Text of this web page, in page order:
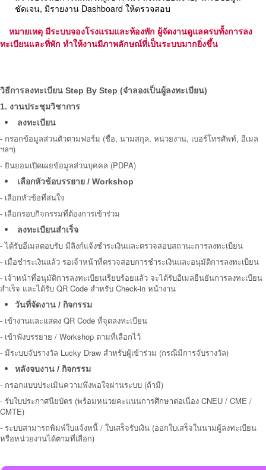
ชัดเจน, มีรายงาน Dashboard ให้ตรวจสอบ
หมายเหตุ มีระบบจองโรงแรมและห้องพัก ผู้จัดงานดูแลครบทั้งการลง
ทะเบียนและที่พัก ทำให้งานมีภาพลักษณ์ที่เป็นระบบมากยิ่งขึ้น
วิธีการลงทะเบียน Step By Step (จำลองเป็นผู้ลงทะเบียน)
1. งานประชุมวิชาการ
ลงทะเบียน
- กรอกข้อมูลส่วนตัวตามฟอร์ม (ชื่อ, นามสกุล, หน่วยงาน, เบอร์โทรศัพท์, อีเมล
ฯลฯ)
- ยินยอมเปิดเผยข้อมูลส่วนบุคคล (PDPA)
เลือกหัวข้อบรรยาย / Workshop
- เลือกหัวข้อที่สนใจ
- เลือกรอบกิจกรรมที่ต้องการเข้าร่วม
ลงทะเบียนสำเร็จ
-ได้รับอีเมลตอบรับ มีลิงก์แจ้งชำระเงินและตรวจสอบสถานะการลงทะเบียน
- เมื่อชำระเงินแล้ว รอเจ้าหน้าที่ตรวจสอบการชำระเงินและอนุมัติการลงทะเบียน
- เจ้าหน้าที่อนุมัติการลงทะเบียนเรียบร้อยแล้ว จะได้รับอีเมลยืนยันการลงทะเบียน
สำเร็จ และได้รับ QR Code สำหรับ Check-in หน้างาน
วันที่จัดงาน / กิจกรรม
- เข้างานและแสดง QR Code ที่จุดลงทะเบียน
- เข้าฟังบรรยาย / Workshop ตามที่เลือกไว้
- มีระบบจับรางวัล Lucky Draw สำหรับผู้เข้าร่วม (กรณีมีการจับรางวัล)
หลังจบงาน / กิจกรรม
- กรอกแบบประเมินความพึงพอใจผ่านระบบ (ถ้ามี)
- รับใบประกาศนียบัตร (พร้อมหน่วยคะแนนการศึกษาต่อเนื่อง CNEU / CME /
CMTE)
- ระบบสามารถพิมพ์ใบแจ้งหนี้ / ใบเสร็จรับเงิน (ออกใบเสร็จในนามผู้ลงทะเบียน
หรือหน่วยงานได้ตามที่เลือก)